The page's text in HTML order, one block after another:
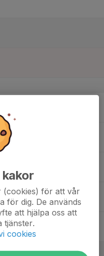
kakor
(cookies) för att vår
för dig. De används
att hjälpa oss att
tjänster.
cookies